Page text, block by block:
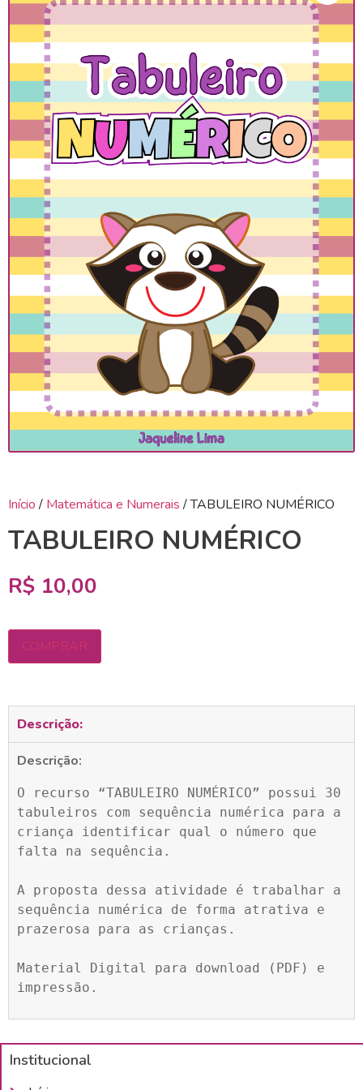
Início / Matemática e Numerais / TABULEIRO NUMÉRICO
TABULEIRO NUMÉRICO
R$ 10,00
COMPRAR
Descrição:
Descrição:
O recurso “TABULEIRO NUMÉRICO” possui 30
tabuleiros com sequência numérica para a
criança identificar qual o número que
falta na sequência.
A proposta dessa atividade é trabalhar a
sequência numérica de forma atrativa e
prazerosa para as crianças.
Material Digital para download (PDF) e
impressão.
Institucional